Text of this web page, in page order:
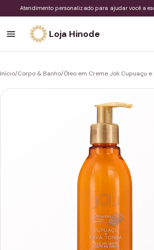
Atendimento personalizado para ajudar você a
Loja Hinode
Início/Corpo & Banho/Óleo em Creme Joli Cupuaçu e